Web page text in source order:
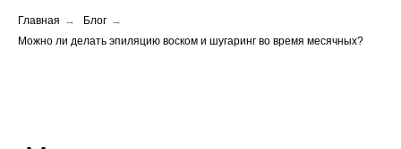
Главная → Блог →
Можно ли делать эпиляцию воском и шугаринг во время месячных?